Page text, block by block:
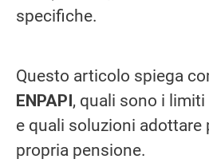
specifiche.
Questo articolo spiega
ENPAPI, quali sono i
e quali soluzioni adottare
propria pensione.